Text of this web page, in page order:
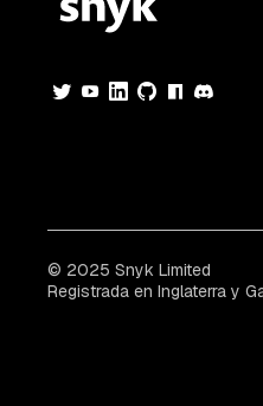
© 2025 Snyk Limited
Registrada en Inglaterra y